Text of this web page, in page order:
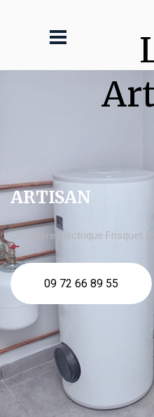
ARTISAN
chaudière électrique Frisquet
09 72 66 89 55